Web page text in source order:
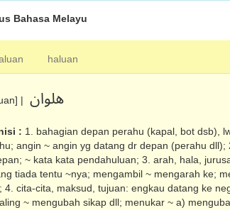
Bahasa Melayu
haluan
| هلوان
: 1. bahagian depan perahu (kapal, bot dsb),
angin ~ angin yg datang dr depan (perahu dll);
~ kata kata pendahuluan; 3. arah, hala,
tiada tentu ~nya; mengambil ~ mengarah ke;
4. cita-cita, maksud, tujuan: engkau datang ke
~ mengubah sikap dll; menukar ~ a)